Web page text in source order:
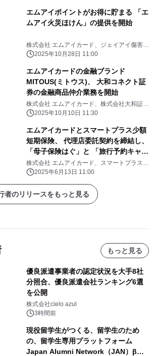
エムアイポイントがお得に貯まる 「エ
ムアイ火災ほけん」の提供を開始
株式会社 エムアイカード、ジェイアイ傷害火
災保険株式会社
2025年10月28日 11:00
エムアイカードの金融ブランド
MITOUS(ミトウス)、 大和コネクト証
券の金融商品仲介業務を開始
株式会社 エムアイカード、株式会社大和証券
グループ本社、大和コネクト証券株式会社
2025年10月10日 11:30
エムアイカードとスマートプラス少額
短期保険、 代理店委託契約を締結し、
「母子保険はぐ」と 「旅行予約キャン
セル保険」をエムアイカード会員向け
に提供
株式会社 エムアイカード、スマートプラス少
額短期保険株式会社
2025年6月13日 11:00
者のリリースをもっと見る
もっと見る
優良派遣事業者の認定状況を大手8社
分照合、優良派遣会社ランキング6選
を公開
株式会社cielo azul
3時間前
現役留学生がつくる、留学生のため
の、留学生専用プラットフォーム
Japan Alumni Network（JAN）β版